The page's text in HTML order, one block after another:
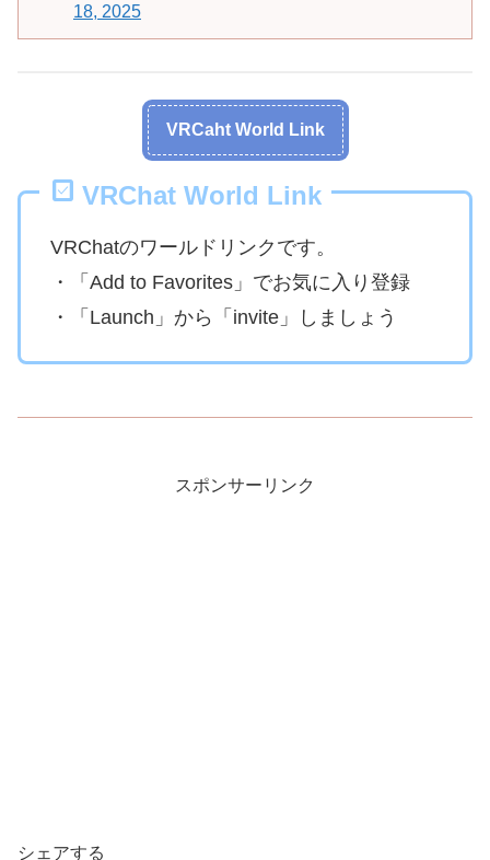
18, 2025
VRCaht World Link
VRChat World Link
VRChatのワールドリンクです。
・「Add to Favorites」でお気に入り登録
・「Launch」から「invite」しましょう
スポンサーリンク
シェアする